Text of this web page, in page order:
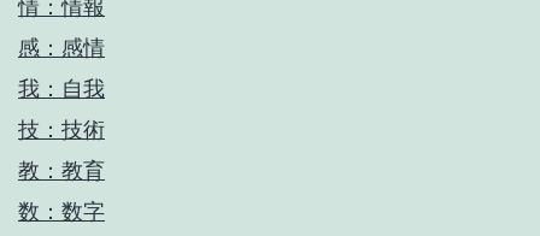
情：情報
感：感情
我：自我
技：技術
教：教育
数：数字